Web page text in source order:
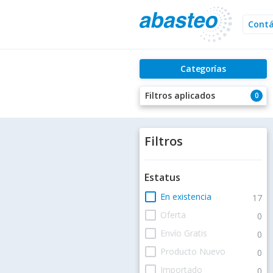
Categorías
0
Filtros aplicados
Filtros
Estatus
check_box_outline_blank En existencia 17
check_box_outline_blank Oferta 0
check_box_outline_blank Envío Gratis 0
check_box_outline_blank Producto Nuevo 0
check_box_outline_blank Importado